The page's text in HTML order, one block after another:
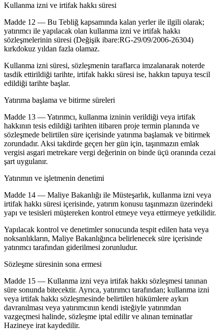
Kullanma izni ve irtifak hakkı süresi
Madde 12 — Bu Tebliğ kapsamında kalan yerler ile ilgili olarak;
yatırımcı ile yapılacak olan kullanma izni ve irtifak hakkı
sözleşmelerinin süresi (Değişik ibare:RG-29/09/2006-26304)
kırkdokuz yıldan fazla olamaz.
Kullanma izni süresi, sözleşmenin taraflarca imzalanarak noterde
tasdik ettirildiği tarihte, irtifak hakkı süresi ise, hakkın tapuya tescil
edildiği tarihte başlar.
Yatırıma başlama ve bitirme süreleri
Madde 13 — Yatırımcı, kullanma izninin verildiği veya irtifak
hakkının tesis edildiği tarihten itibaren proje termin planında ve
sözleşmede belirtilen süre içerisinde yatırıma başlamak ve bitirmek
zorundadır. Aksi takdirde geçen her gün için, taşınmazın emlak
vergisi asgari metrekare vergi değerinin on binde üçü oranında cezai
şart uygulanır.
Yatırımın ve işletmenin denetimi
Madde 14 — Maliye Bakanlığı ile Müsteşarlık, kullanma izni veya
irtifak hakkı süresi içerisinde, yatırım konusu taşınmazın üzerindeki
yapı ve tesisleri müştereken kontrol etmeye veya ettirmeye yetkilidir.
Yapılacak kontrol ve denetimler sonucunda tespit edilen hata veya
noksanlıkların, Maliye Bakanlığınca belirlenecek süre içerisinde
yatırımcı tarafından giderilmesi zorunludur.
Sözleşme süresinin sona ermesi
Madde 15 — Kullanma izni veya irtifak hakkı sözleşmesi tanınan
süre sonunda bitecektir. Ayrıca, yatırımcı tarafından; kullanma izni
veya irtifak hakkı sözleşmesinde belirtilen hükümlere aykırı
davranılması veya yatırımcının kendi isteğiyle yatırımdan
vazgeçmesi halinde, sözleşme iptal edilir ve alınan teminatlar
Hazineye irat kaydedilir.